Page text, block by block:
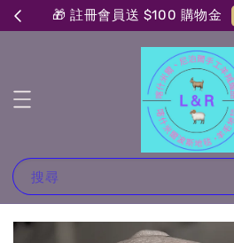
🎁 註冊會員送 $100 購物金
搜尋